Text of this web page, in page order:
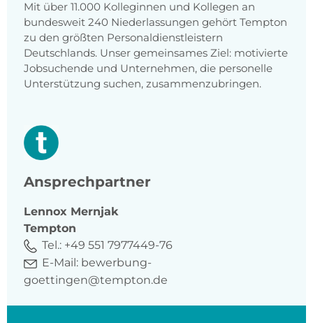
Mit über 11.000 Kolleginnen und Kollegen an
bundesweit 240 Niederlassungen gehört Tempton
zu den größten Personaldienstleistern
Deutschlands. Unser gemeinsames Ziel: motivierte
Jobsuchende und Unternehmen, die personelle
Unterstützung suchen, zusammenzubringen.
Ansprechpartner
Lennox Mernjak
Tempton
Tel.: +49 551 7977449-76
E-Mail: bewerbung-
goettingen@tempton.de